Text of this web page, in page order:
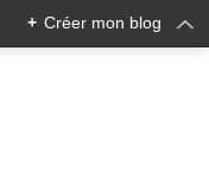
+ Créer mon blog